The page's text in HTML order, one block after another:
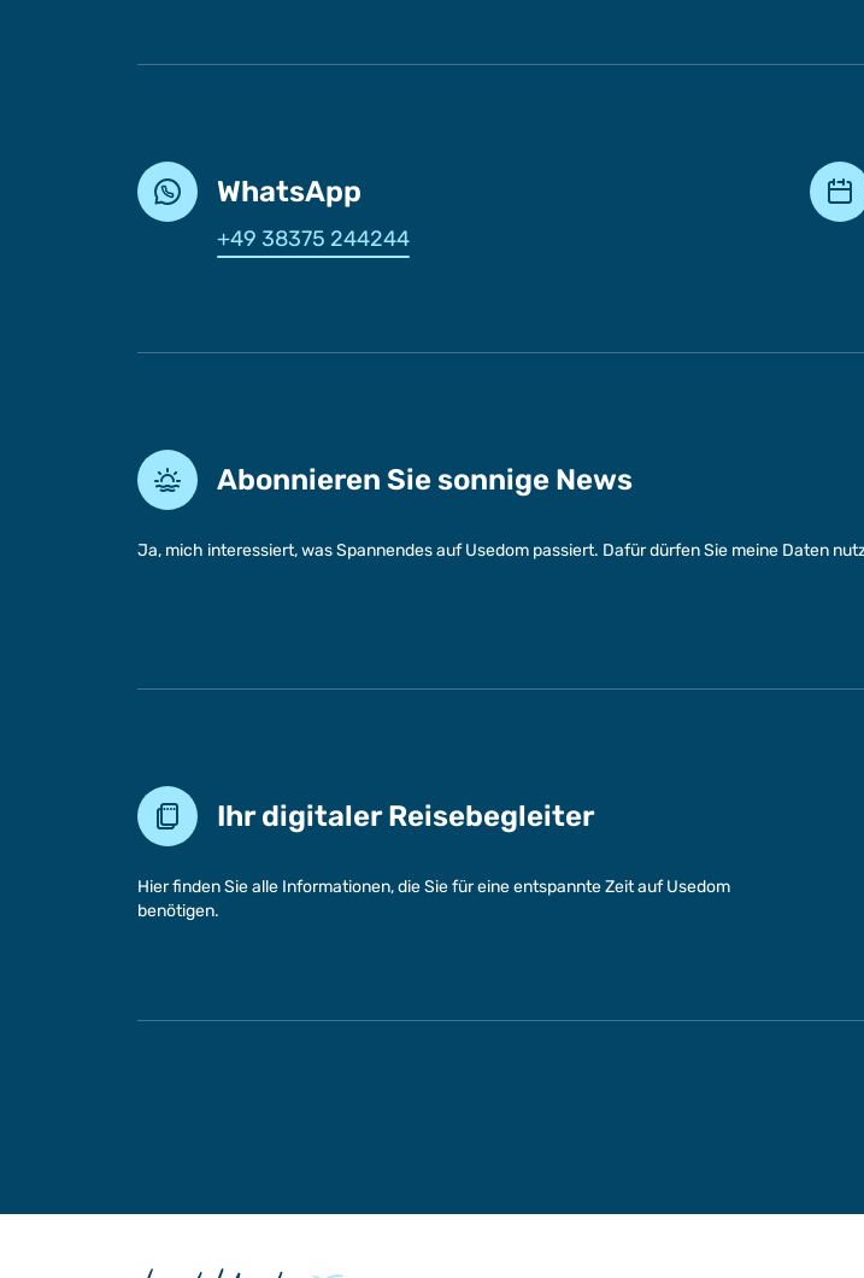
WhatsApp
+49 38375 244244
Abonnieren Sie sonnige News
Ja, mich interessiert, was Spannendes auf Usedom passiert. Dafür dürfen Sie meine Daten
Ihr digitaler Reisebegleiter
Hier finden Sie alle Informationen, die Sie für eine entspannte Zeit auf Usedom
benötigen.